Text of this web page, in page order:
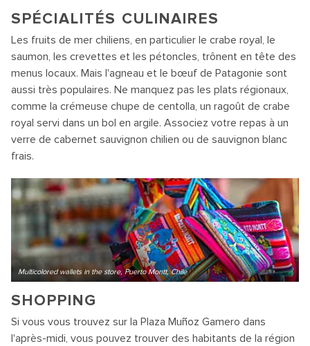
SPÉCIALITÉS CULINAIRES
Les fruits de mer chiliens, en particulier le crabe royal, le
saumon, les crevettes et les pétoncles, trônent en tête des
menus locaux. Mais l'agneau et le bœuf de Patagonie sont
aussi très populaires. Ne manquez pas les plats régionaux,
comme la crémeuse chupe de centolla, un ragoût de crabe
royal servi dans un bol en argile. Associez votre repas à un
verre de cabernet sauvignon chilien ou de sauvignon blanc
frais.
Multicolored wallets in the store, Puerto Montt, Chile
SHOPPING
Si vous vous trouvez sur la Plaza Muñoz Gamero dans
l'après-midi, vous pouvez trouver des habitants de la région